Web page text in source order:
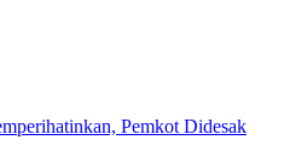
Pemkot Didesak